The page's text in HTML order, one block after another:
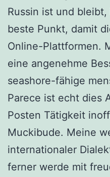
Russin ist und
beste Punkt, damit
Online-Plattformen.
eine angenehme
seashore-fähige
Parece ist echt dies
Posten Tätigkeit
Muckibude. Meine
internationaler
ferner werde mit